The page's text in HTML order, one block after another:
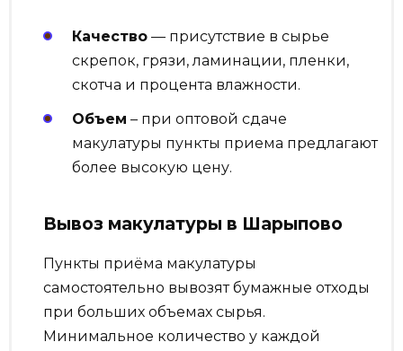
Качество — присутствие в сырье
скрепок, грязи, ламинации, пленки,
скотча и процента влажности.
Объем – при оптовой сдаче
макулатуры пункты приема предлагают
более высокую цену.
Вывоз макулатуры в Шарыпово
Пункты приёма макулатуры
самостоятельно вывозят бумажные отходы
при больших объемах сырья.
Минимальное количество у каждой